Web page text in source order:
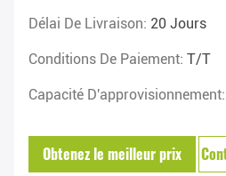
Délai De Livraison: 20 Jours
Conditions De Paiement: T/T
Capacité D'approvisionnement:
Obtenez le meilleur prix